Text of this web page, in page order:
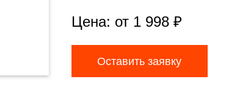
Цена: от 1 998₽
Оставить заявку